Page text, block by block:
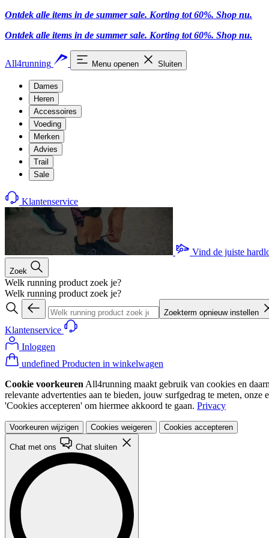
Ontdek alle items in de summer sale. Korting tot 60%. Shop nu.
Ontdek alle items in de summer sale. Korting tot 60%. Shop nu.
All4running Menu openen Sluiten
Dames
Heren
Accessoires
Voeding
Merken
Advies
Trail
Sale
Klantenservice
Vind de juiste
Zoek
Welk running product zoek je?
Welk running product zoek je?
Zoekterm opnieuw instellen
Klantenservice
Inloggen
undefined Producten in winkelwagen
Cookie voorkeuren All4running maakt gebruik van cookies en
relevante advertenties aan te bieden, jouw surfgedrag te meten,
'Cookies accepteren' om hiermee akkoord te gaan. Privacy
Voorkeuren wijzigen Cookies weigeren Cookies accepteren
Chat met ons Chat sluiten